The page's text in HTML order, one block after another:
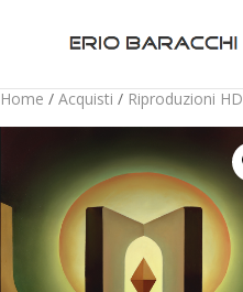
Home / Acquisti / Riproduzioni HD